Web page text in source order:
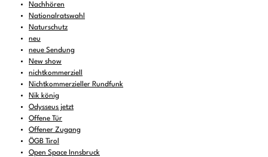
Nachhören
Nationalratswahl
Naturschutz
neu
neue Sendung
New show
nichtkommerziell
Nichtkommerzieller Rundfunk
Nik könig
Odysseus jetzt
Offene Tür
Offener Zugang
ÖGB Tirol
Open Space Innsbruck